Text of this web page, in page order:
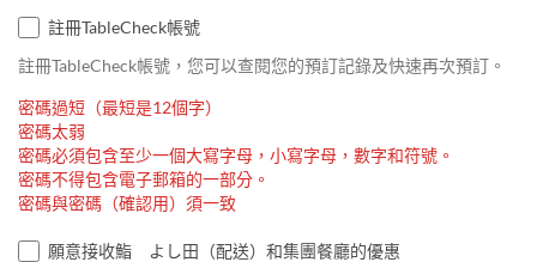
註冊TableCheck帳號
註冊TableCheck帳號，您可以查閱您的預訂記錄及快速再次預訂。
密碼過短（最短是12個字）
密碼太弱
密碼必須包含至少一個大寫字母，小寫字母，數字和符號。
密碼不得包含電子郵箱的一部分。
密碼與密碼（確認用）須一致
願意接收鮨 よし田（配送）和集團餐廳的優惠